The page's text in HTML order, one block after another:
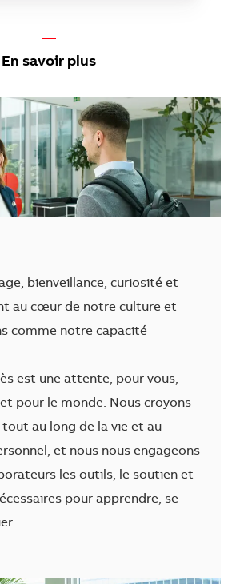
—
En savoir plus
bienveillance, curiosité et
au cœur de notre culture et
comme notre capacité
est une attente, pour vous,
pour le monde. Nous croyons
tout au long de la vie et au
et nous nous engageons
les outils, le soutien et
pour apprendre, se